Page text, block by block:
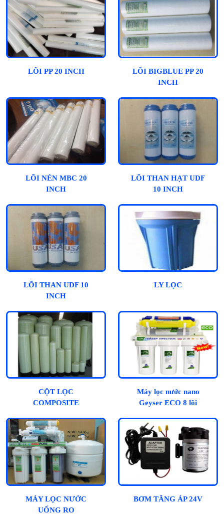
LÕI PP 20 INCH
LÕI BIGBLUE PP 20
INCH
LÕI NÉN MBC 20
INCH
LÕI THAN HẠT UDF
10 INCH
LÕI THAN UDF 10
INCH
LY LỌC
CỘT LỌC
COMPOSITE
Máy lọc nước nano
Geyser ECO 8 lõi
MÁY LỌC NƯỚC
UỐNG RO
BƠM TĂNG ÁP 24V